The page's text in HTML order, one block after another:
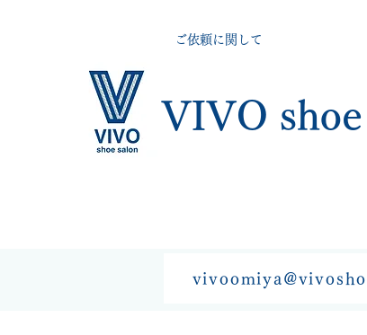
VIVO shoe
ご依頼に関して